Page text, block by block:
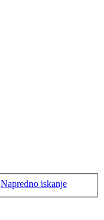
Napredno iskanje